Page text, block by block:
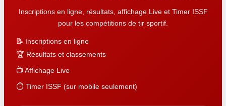
Inscriptions en ligne, résultats, affichage Live et Timer ISSF
pour les compétitions de tir sportif.
📝 Inscriptions en ligne
🏆 Résultats et classements
📺 Affichage Live
⏱️ Timer ISSF (sur mobile seulement)